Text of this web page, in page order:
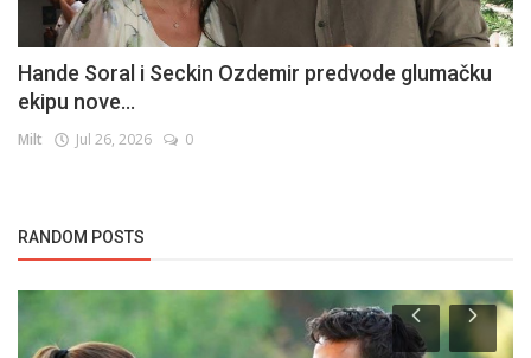
Hande Soral i Seckin Ozdemir predvode glumačku
ekipu nove...
Milt Jul 26, 2026 0
RANDOM POSTS